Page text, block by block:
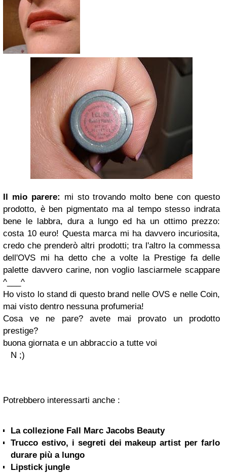
Il mio parere: mi sto trovando molto bene con questo
prodotto, è ben pigmentato ma al tempo stesso indrata
bene le labbra, dura a lungo ed ha un ottimo prezzo:
costa 10 euro! Questa marca mi ha davvero incuriosita,
credo che prenderò altri prodotti; tra l'altro la commessa
dell'OVS mi ha detto che a volte la Prestige fa delle
palette davvero carine, non voglio lasciarmele scappare
^___^
Ho visto lo stand di questo brand nelle OVS e nelle Coin,
mai visto dentro nessuna profumeria!
Cosa ve ne pare? avete mai provato un prodotto
prestige?
buona giornata e un abbraccio a tutte voi
N ;)
Potrebbero interessarti anche :
La collezione Fall Marc Jacobs Beauty
Trucco estivo, i segreti dei makeup artist per farlo
durare più a lungo
Lipstick jungle